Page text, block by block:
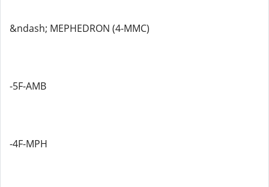
&ndash; MEPHEDRON (4-MMC)
-5F-AMB
-4F-MPH